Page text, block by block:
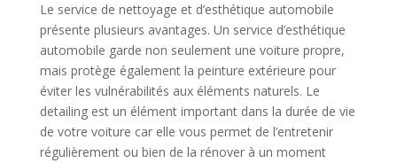
Le service de nettoyage et d’esthétique automobile
présente plusieurs avantages. Un service d’esthétique
automobile garde non seulement une voiture propre,
mais protège également la peinture extérieure pour
éviter les vulnérabilités aux éléments naturels. Le
detailing est un élément important dans la durée de vie
de votre voiture car elle vous permet de l’entretenir
régulièrement ou bien de la rénover à un moment